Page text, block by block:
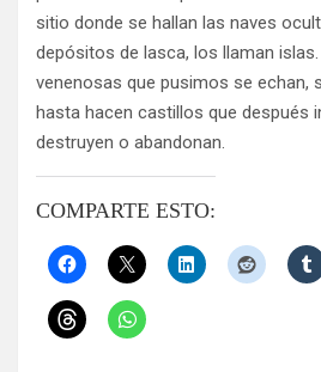
sitio donde se hallan las naves
depósitos de lasca, los llaman
venenosas que pusimos se echan,
hasta hacen castillos que después
destruyen o abandonan.
COMPARTE ESTO: